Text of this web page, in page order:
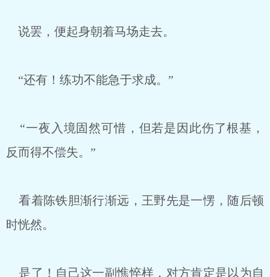
说罢，便起身朝着马场走去。
“还有！练功不能急于求成。”
“一夜入境固然可惜，但若是因此伤了根基，
反而得不偿失。”
看着陈铁胆渐行渐远，王野先是一愣，随后顿
时恍然。
是了！自己这一副憔悴样，对方肯定是以为自